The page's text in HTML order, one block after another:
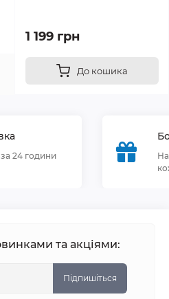
1 199 грн
До кошика
24 години
та акціями:
Підпишіться